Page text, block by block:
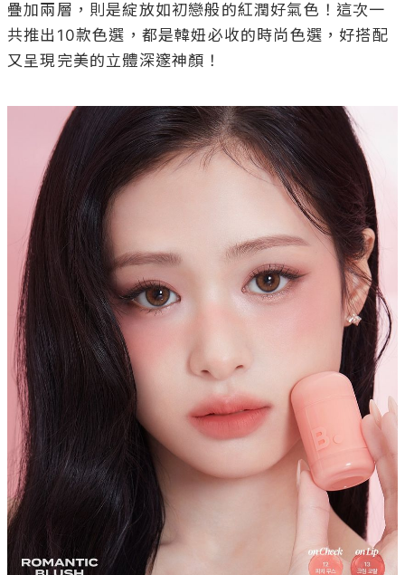
疊加兩層，則是綻放如初戀般的紅潤好氣色！這次一
共推出10款色選，都是韓妞必收的時尚色選，好搭配
又呈現完美的立體深邃神顏！